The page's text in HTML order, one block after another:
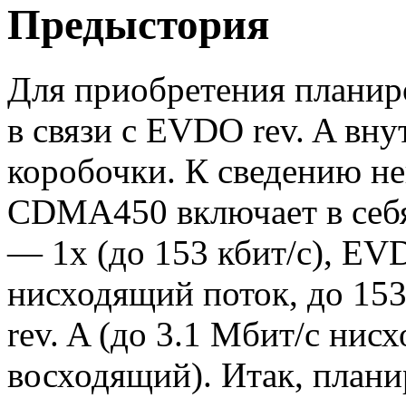
Предыстория
Для приобретения
в связи с EVDO rev. A
коробочки. К сведению
CDMA450 включает в
— 1x (до 153 кбит/с),
нисходящий поток, до
rev. A (до 3.1 Мбит/с
восходящий). Итак,